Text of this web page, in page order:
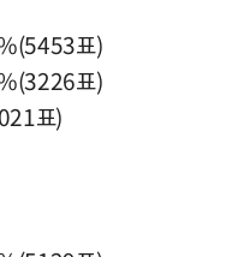
표)
표)
표)